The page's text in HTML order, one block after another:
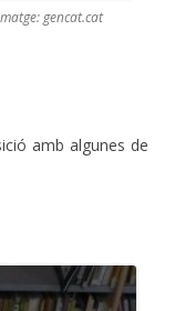
gencat.cat
amb algunes de